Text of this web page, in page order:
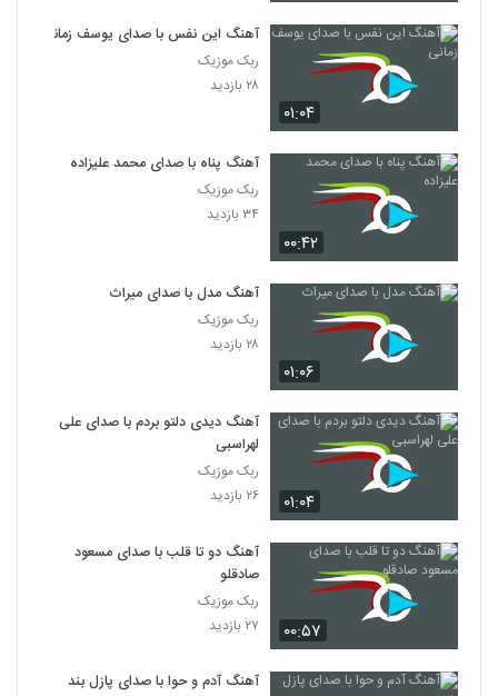
۰۱:۰۴
آهنگ این نفس با صدای یوسف زمانی
ربک موزیک
۲۸ بازدید
۰۰:۴۲
آهنگ پناه با صدای محمد علیزاده
ربک موزیک
۳۴ بازدید
۰۱:۰۶
آهنگ مدل با صدای میراث
ربک موزیک
۲۸ بازدید
۰۱:۰۴
آهنگ دیدی دلتو بردم با صدای علی
لهراسبی
ربک موزیک
۲۶ بازدید
۰۰:۵۷
آهنگ دو تا قلب با صدای مسعود
صادقلو
ربک موزیک
۲۷ بازدید
آهنگ آدم و حوا با صدای پازل بند